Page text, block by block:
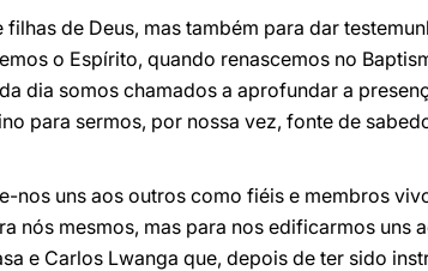
de Deus, mas também para dar
o Espírito, quando renascemos no
dia somos chamados a aprofundar a
para sermos, por nossa vez, fonte de
nos uns aos outros como fiéis e membros
nós mesmos, mas para nos edificarmos uns
e Carlos Lwanga que, depois de ter sido